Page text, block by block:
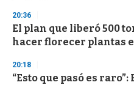
20:36
El plan que liberó 500
hacer florecer plantas
20:18
“Esto que pasó es